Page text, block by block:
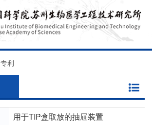
专利
用于TIP盒取放的抽屉装置